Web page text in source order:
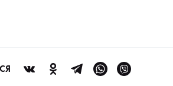
Он мягко очищает, помогая
и сияющим. Подходит для
питание волос и сохранение
Важные компоненты, которые